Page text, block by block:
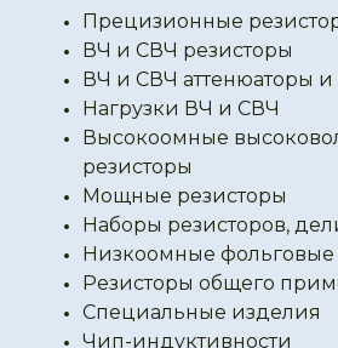
Прецизионные
ВЧ и СВЧ резисторы
ВЧ и СВЧ аттенюаторы и
Нагрузки ВЧ и СВЧ
Высокоомные
резисторы
Мощные резисторы
Наборы резисторов,
Низкоомные фольговые
Резисторы общего
Специальные изделия
Чип-индуктивности